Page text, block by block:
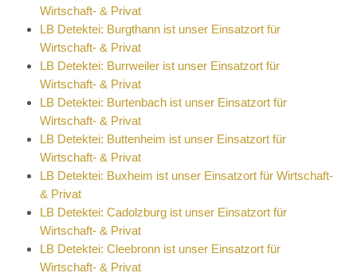
Wirtschaft- & Privat
LB Detektei: Burgthann ist unser Einsatzort für
Wirtschaft- & Privat
LB Detektei: Burrweiler ist unser Einsatzort für
Wirtschaft- & Privat
LB Detektei: Burtenbach ist unser Einsatzort für
Wirtschaft- & Privat
LB Detektei: Buttenheim ist unser Einsatzort für
Wirtschaft- & Privat
LB Detektei: Buxheim ist unser Einsatzort für Wirtschaft-
& Privat
LB Detektei: Cadolzburg ist unser Einsatzort für
Wirtschaft- & Privat
LB Detektei: Cleebronn ist unser Einsatzort für
Wirtschaft- & Privat